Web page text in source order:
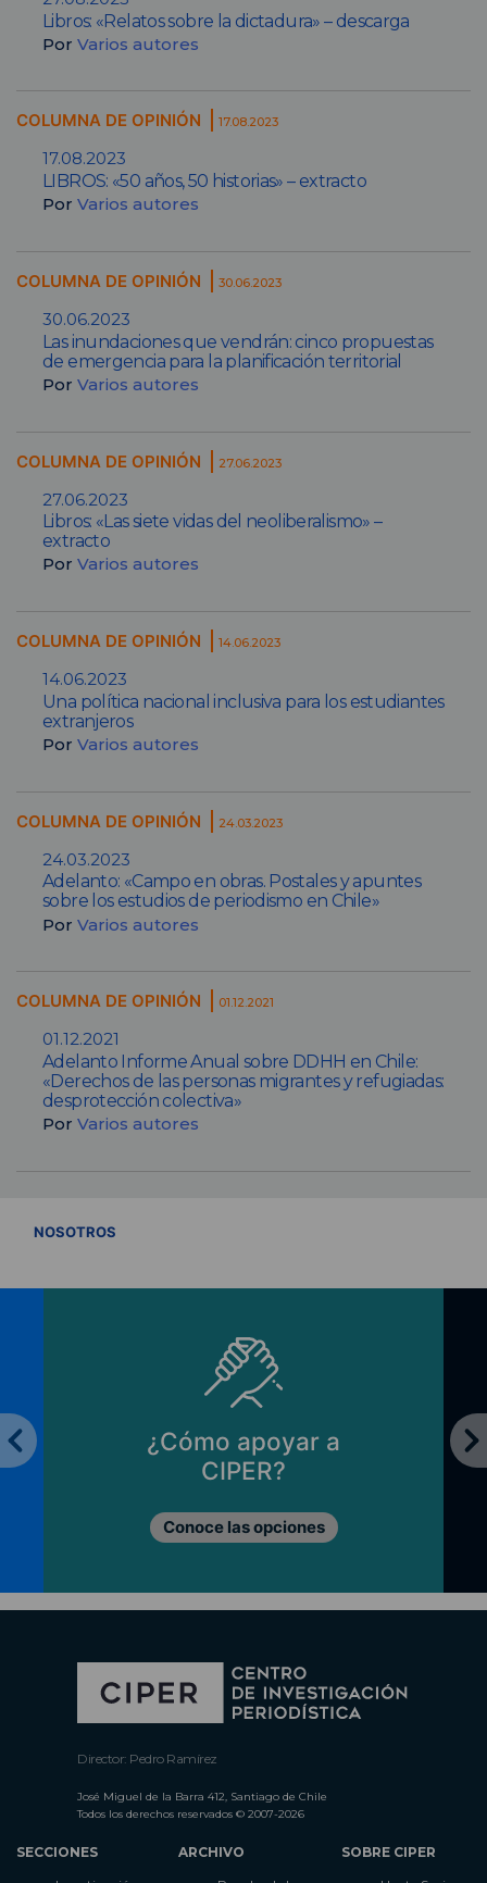
Libros: «Relatos sobre la dictadura» – descarga
Por Varios autores
COLUMNA DE OPINIÓN 17.08.2023
17.08.2023
LIBROS: «50 años, 50 historias» – extracto
Por Varios autores
COLUMNA DE OPINIÓN 30.06.2023
30.06.2023
Las inundaciones que vendrán: cinco propuestas
de emergencia para la planificación territorial
Por Varios autores
COLUMNA DE OPINIÓN 27.06.2023
27.06.2023
Libros: «Las siete vidas del neoliberalismo» –
extracto
Por Varios autores
COLUMNA DE OPINIÓN 14.06.2023
14.06.2023
Una política nacional inclusiva para los estudiantes
extranjeros
Por Varios autores
COLUMNA DE OPINIÓN 24.03.2023
24.03.2023
Adelanto: «Campo en obras. Postales y apuntes
sobre los estudios de periodismo en Chile»
Por Varios autores
COLUMNA DE OPINIÓN 01.12.2021
01.12.2021
Adelanto Informe Anual sobre DDHH en Chile:
«Derechos de las personas migrantes y refugiadas:
desprotección colectiva»
Por Varios autores
NOSOTROS
¿Cómo apoyar a
CIPER?
Conoce las opciones
Director: Pedro Ramírez
José Miguel de la Barra 412, Santiago de Chile
Todos los derechos reservados © 2007-2026
SECCIONES
ARCHIVO
SOBRE CIPER